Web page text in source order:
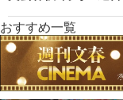
おすすめ一覧